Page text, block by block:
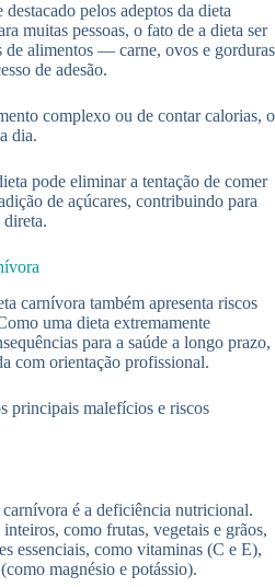
pelos adeptos da dieta
muitas pessoas, o fato de a dieta ser
de alimentos — carne, ovos e gorduras
de adesão.
complexo ou de contar calorias, o
dia.
pode eliminar a tentação de comer
de açúcares, contribuindo para
direta.
carnívora também apresenta riscos
uma dieta extremamente
para a saúde a longo prazo,
com orientação profissional.
principais malefícios e riscos
é a deficiência nutricional.
como frutas, vegetais e grãos,
essenciais, como vitaminas (C e E),
magnésio e potássio).